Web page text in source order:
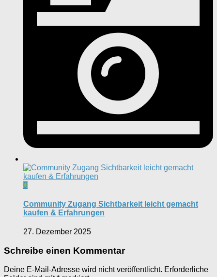
0
Community Zugang Sichtbarkeit leicht gemacht
kaufen & Erfahrungen
27. Dezember 2025
Schreibe einen Kommentar
Deine E-Mail-Adresse wird nicht veröffentlicht. Erforderliche